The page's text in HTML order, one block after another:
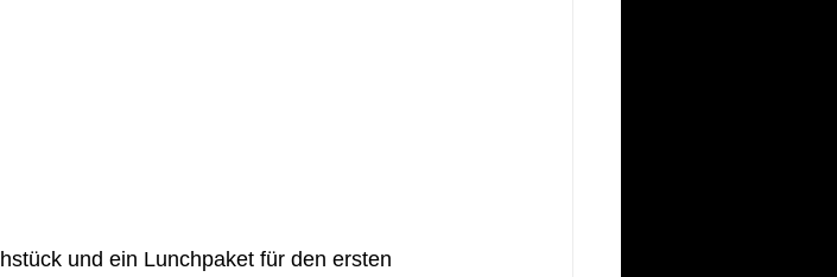
und ein Lunchpaket für den ersten